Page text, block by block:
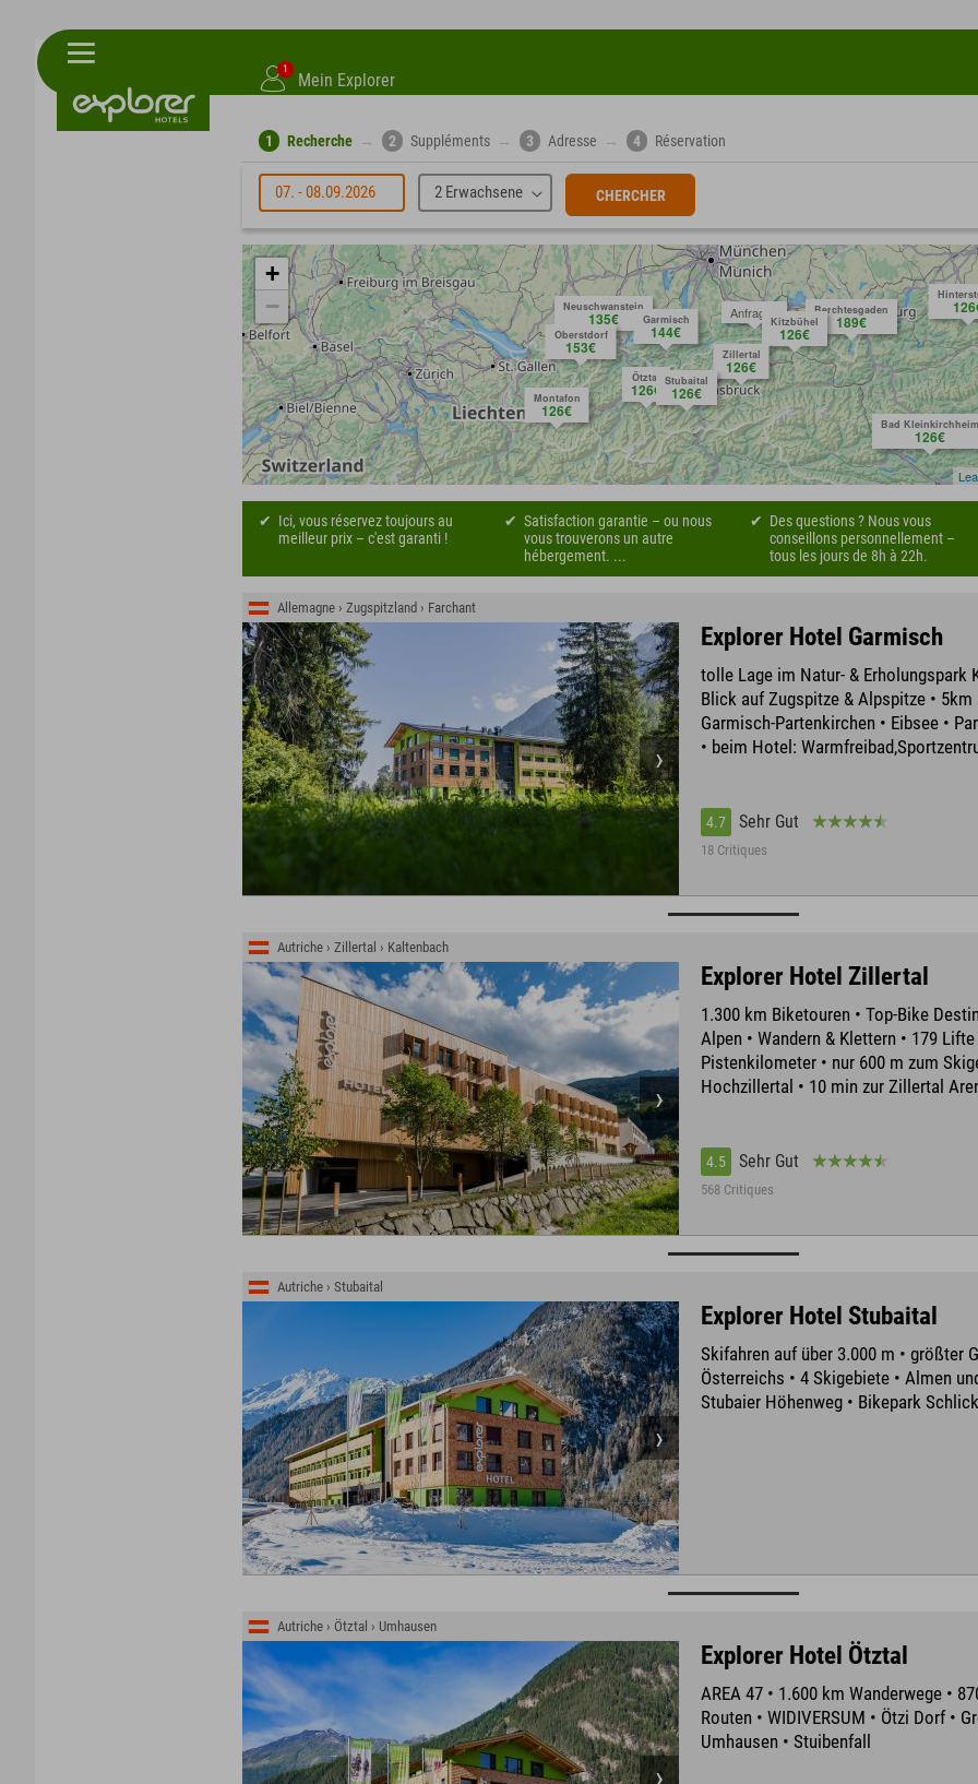
1
Mein Explorer
1 Recherche → 2 Suppléments → 3 Adresse → 4 Réservation
07. - 08.09.2026 2 Erwachsene CHERCHER
Garmisch
144€
Zillertal
126€
Stubaital
126€
Ötztal
126€
Oberstdorf
153€
Neuschwanstein
135€
Montafon
126€
Kitzbühel
126€
Berchtesgaden
189€
Bad Kleinkirchheim
126€
Anfragen
+
−
Ici, vous réservez toujours au
meilleur prix – c'est garanti !
Satisfaction garantie – ou nous
vous trouverons un autre
hébergement. ...
Des questions ? Nous vous
conseillons personnellement –
tous les jours de 8h à 22h.
Allemagne › Zugspitzland › Farchant
Explorer Hotel Garmisch
tolle Lage im Natur- & Erholungspark
Blick auf Zugspitze & Alpspitze • 5km
Garmisch-Partenkirchen • Eibsee •
• beim Hotel:
4.7 Sehr Gut
18 Critiques
Autriche › Zillertal › Kaltenbach
Explorer Hotel Zillertal
1.300 km Biketouren • Top-Bike
Alpen • Wandern & Klettern • 179
Pistenkilometer • nur 600 m zum
Hochzillertal • 10 min zur Zillertal
4.5 Sehr Gut
568 Critiques
Autriche › Stubaital
Explorer Hotel Stubaital
Skifahren auf über 3.000 m • größter
Österreichs • 4 Skigebiete • Almen
Stubaier Höhenweg • Bikepark
Autriche › Ötztal › Umhausen
Explorer Hotel Ötztal
AREA 47 • 1.600 km Wanderwege •
Routen • WIDIVERSUM • Ötzi Dorf •
Umhausen • Stuibenfall